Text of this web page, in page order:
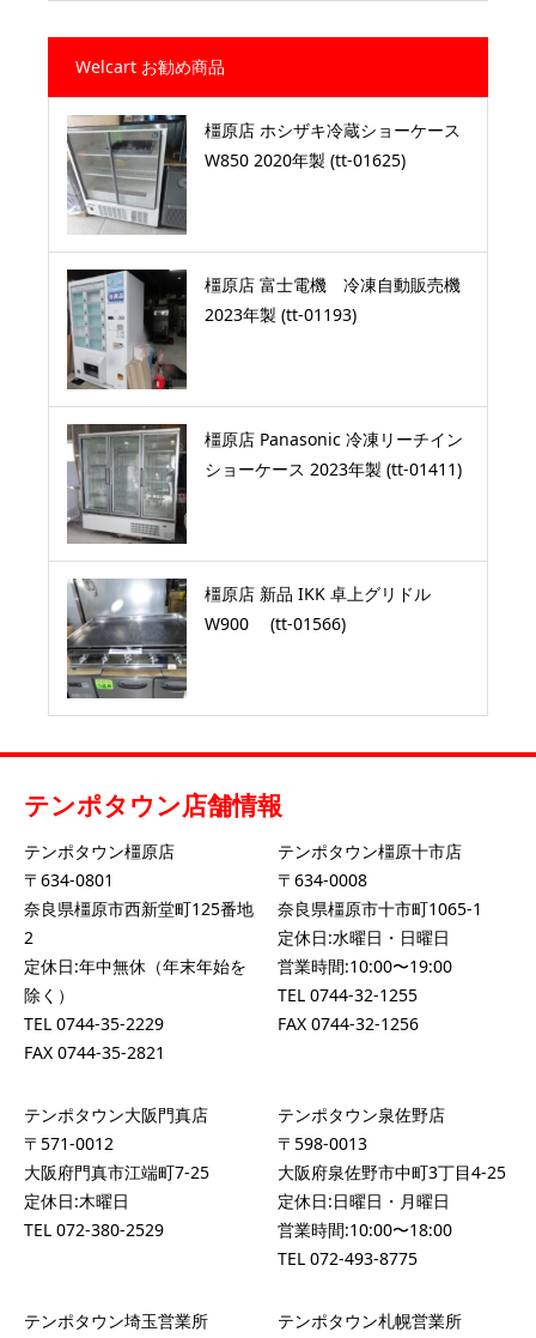
Welcart お勧め商品
橿原店 ホシザキ冷蔵ショーケース
W850 2020年製 (tt-01625)
橿原店 富士電機 冷凍自動販売機
2023年製 (tt-01193)
橿原店 Panasonic 冷凍リーチイン
ショーケース 2023年製 (tt-01411)
橿原店 新品 IKK 卓上グリドル
W900 (tt-01566)
テンポタウン店舗情報
テンポタウン橿原店
〒634-0801
奈良県橿原市西新堂町125番地
2
定休日:年中無休（年末年始を
除く）
TEL 0744-35-2229
FAX 0744-35-2821
テンポタウン橿原十市店
〒634-0008
奈良県橿原市十市町1065-1
定休日:水曜日・日曜日
営業時間:10:00〜19:00
TEL 0744-32-1255
FAX 0744-32-1256
テンポタウン大阪門真店
〒571-0012
大阪府門真市江端町7-25
定休日:木曜日
TEL 072-380-2529
テンポタウン泉佐野店
〒598-0013
大阪府泉佐野市中町3丁目4-25
定休日:日曜日・月曜日
営業時間:10:00〜18:00
TEL 072-493-8775
テンポタウン埼玉営業所
テンポタウン札幌営業所